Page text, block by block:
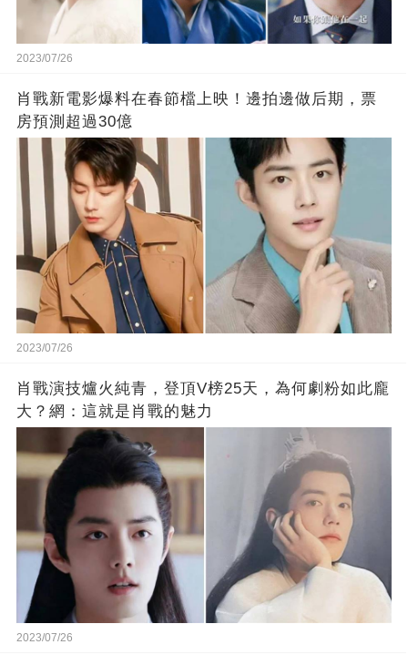
2023/07/26
肖戰新電影爆料在春節檔上映！邊拍邊做后期，票
房預測超過30億
2023/07/26
肖戰演技爐火純青，登頂V榜25天，為何劇粉如此龐
大？網：這就是肖戰的魅力
2023/07/26